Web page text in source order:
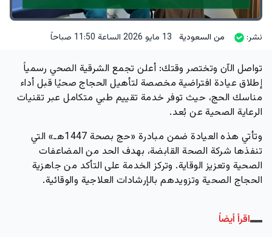
نشر: من السعودية 13 مايو 2026 الساعة 11:50 صباحاً
تواصل الآن وتختصر وقتك: أعلن تجمع الشرقية الصحيرسمياً
إطلاق عيادة افتراضية مخصصة لتأهيل الحجاج صحيًا قبل أداء
مناسك الحج، حيث توفر خدمة تقييم طبي متكامل عبر تقنيات
الرعاية الصحية عن بُعد.
وتأتي هذه العيادة ضمن مبادرة «حج بصحة 1447هـ» التي
تنفذها شركة الصحة القابضة، بهدف الحد من المضاعفات
الصحية وتعزيز الوقاية. وتركز الخدمة على التأكد من جاهزية
الحجاج الصحية وتزويدهم بالإرشادات العلاجية والوقائية.
اقرأ أيضاً